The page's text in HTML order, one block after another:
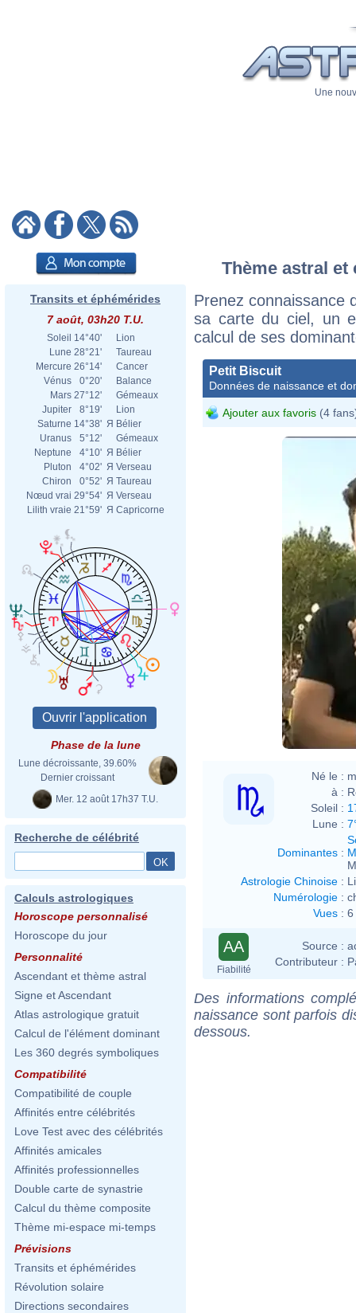
Une
Transits et éphémérides
7 août, 03h20 T.U.
Soleil 14°40'
Lion
Lune 28°21'
Taureau
Mercure 26°14'
Cancer
Vénus
0°20'
Balance
Mars 27°12'
Gémeaux
Jupiter
8°19'
Lion
Saturne 14°38' Я Bélier
Uranus
5°12'
Gémeaux
Neptune
4°10' Я Bélier
Pluton
4°02' Я Verseau
Chiron
0°52' Я Taureau
Nœud vrai 29°54' Я Verseau
Lilith vraie 21°59' Я Capricorne
Phase de la lune
Lune décroissante, 39.60%
Dernier croissant
Mer. 12 août 17h37 T.U.
Recherche de célébrité
Calculs astrologiques
Horoscope personnalisé
Horoscope du jour
Personnalité
Ascendant et thème astral
Signe et Ascendant
Atlas astrologique gratuit
Calcul de l'élément dominant
Les 360 degrés symboliques
Compatibilité
Compatibilité de couple
Affinités entre célébrités
Love Test avec des célébrités
Affinités amicales
Affinités professionnelles
Double carte de synastrie
Calcul du thème composite
Thème mi-espace mi-temps
Prévisions
Transits et éphémérides
Révolution solaire
Directions secondaires
Thème astral et
Prenez connaissance
sa carte du ciel, un
calcul de ses
Petit Biscuit
Données de naissance et
Ajouter aux favoris (4
du 27/08/17,
Né le :
à :
Soleil :
Lune :
Dominantes :
Astrologie Chinoise :
Numérologie :
Vues : 6
AA
Fiabilité
Source :
Contributeur :
Des informations
naissance sont parfois
dessous.